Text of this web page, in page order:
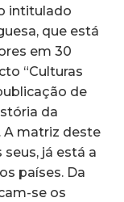
intitulado
que está
em 30
“Culturas
de
da
. A matriz deste
já está a
países. Da
se os